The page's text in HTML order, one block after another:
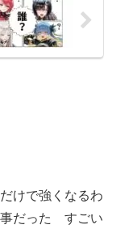
けで強くなるわ
事だった すごい